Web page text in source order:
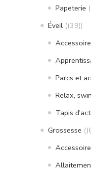
Papeterie
Éveil (39)
Parcs et
Relax,
Tapis
Grossesse